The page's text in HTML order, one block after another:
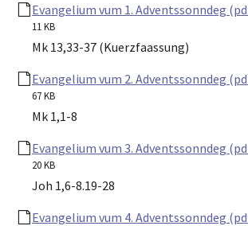
Evangelium vum 1. Adventssonndeg
11 KB
Mk 13,33-37 (Kuerzfaassung)
Evangelium vum 2. Adventssonndeg
67 KB
Mk 1,1-8
Evangelium vum 3. Adventssonndeg
20 KB
Joh 1,6-8.19-28
Evangelium vum 4. Adventssonndeg